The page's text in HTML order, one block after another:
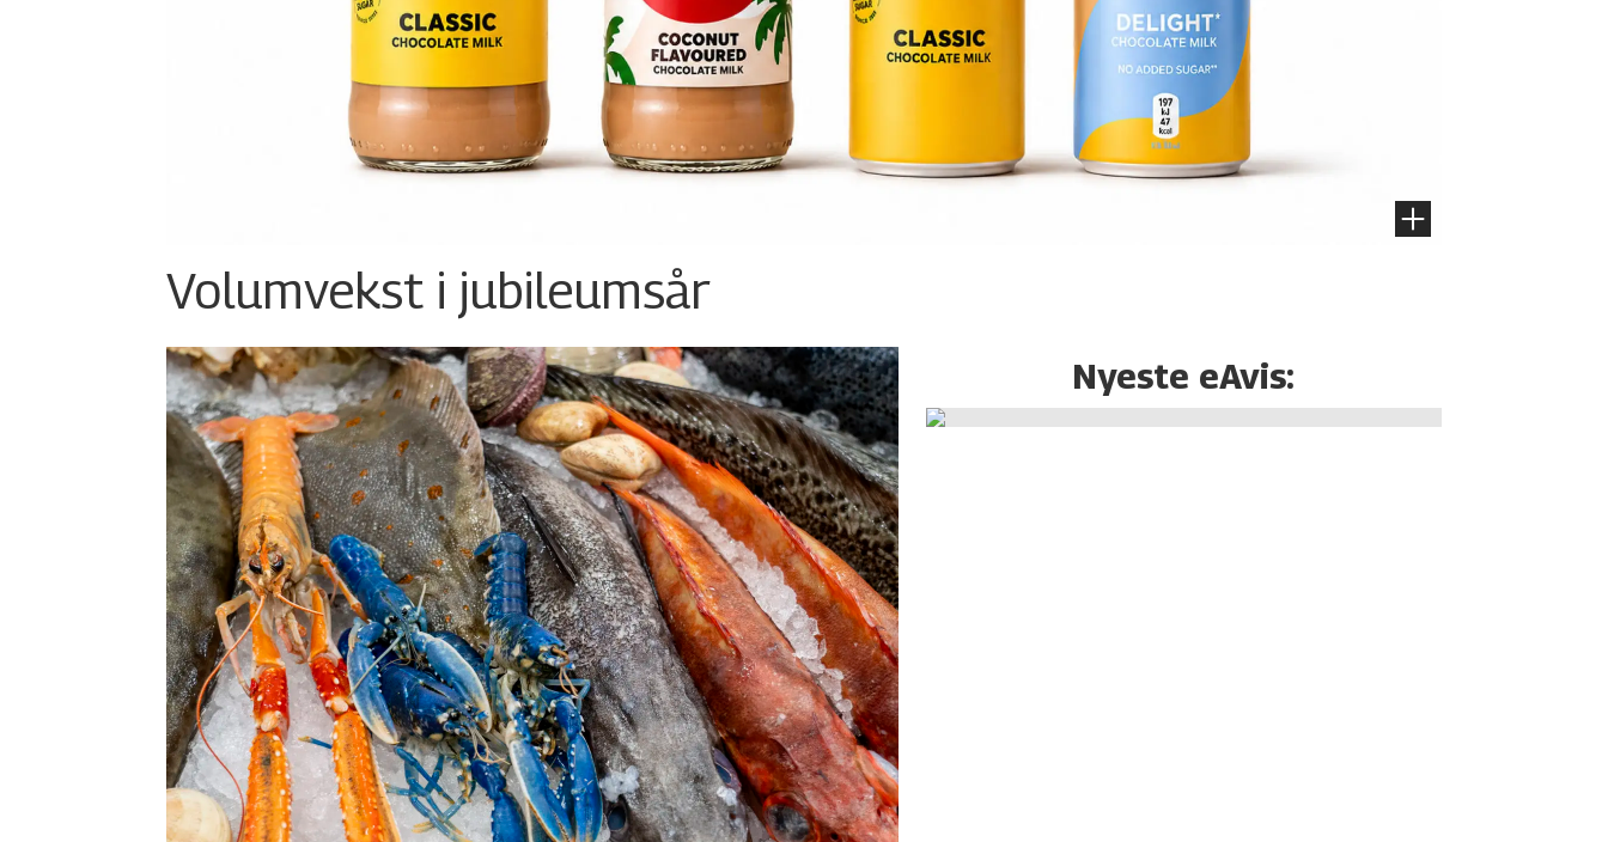
Volumvekst i jubileumsår
Nyeste eAvis: